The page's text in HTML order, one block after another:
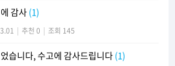
감사(1)
| 추천 0 | 조회 145
습니다, 수고에 감사드립니다(1)